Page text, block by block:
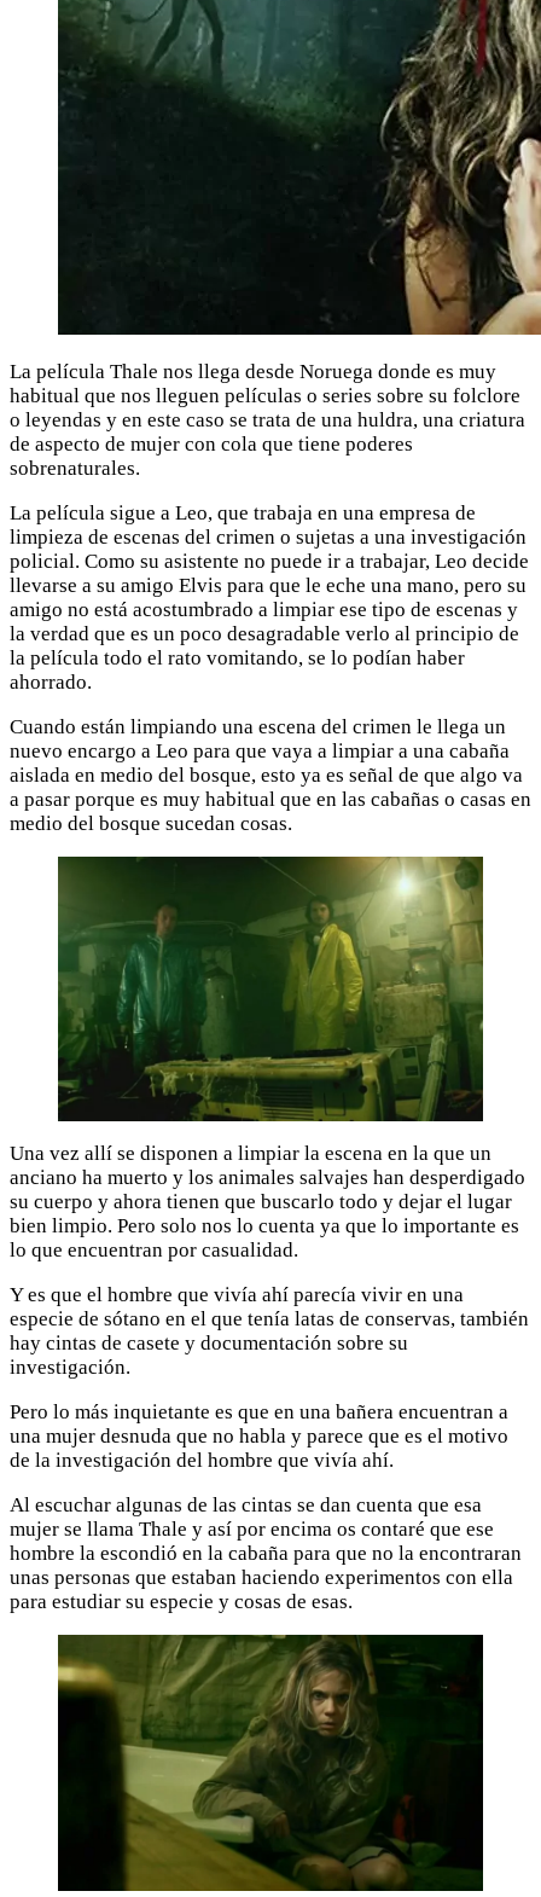
La película Thale nos llega desde Noruega donde es muy
habitual que nos lleguen películas o series sobre su folclore
o leyendas y en este caso se trata de una huldra, una criatura
de aspecto de mujer con cola que tiene poderes
sobrenaturales.
La película sigue a Leo, que trabaja en una empresa de
limpieza de escenas del crimen o sujetas a una investigación
policial. Como su asistente no puede ir a trabajar, Leo decide
llevarse a su amigo Elvis para que le eche una mano, pero su
amigo no está acostumbrado a limpiar ese tipo de escenas y
la verdad que es un poco desagradable verlo al principio de
la película todo el rato vomitando, se lo podían haber
ahorrado.
Cuando están limpiando una escena del crimen le llega un
nuevo encargo a Leo para que vaya a limpiar a una cabaña
aislada en medio del bosque, esto ya es señal de que algo va
a pasar porque es muy habitual que en las cabañas o casas en
medio del bosque sucedan cosas.
Una vez allí se disponen a limpiar la escena en la que un
anciano ha muerto y los animales salvajes han desperdigado
su cuerpo y ahora tienen que buscarlo todo y dejar el lugar
bien limpio. Pero solo nos lo cuenta ya que lo importante es
lo que encuentran por casualidad.
Y es que el hombre que vivía ahí parecía vivir en una
especie de sótano en el que tenía latas de conservas, también
hay cintas de casete y documentación sobre su
investigación.
Pero lo más inquietante es que en una bañera encuentran a
una mujer desnuda que no habla y parece que es el motivo
de la investigación del hombre que vivía ahí.
Al escuchar algunas de las cintas se dan cuenta que esa
mujer se llama Thale y así por encima os contaré que ese
hombre la escondió en la cabaña para que no la encontraran
unas personas que estaban haciendo experimentos con ella
para estudiar su especie y cosas de esas.